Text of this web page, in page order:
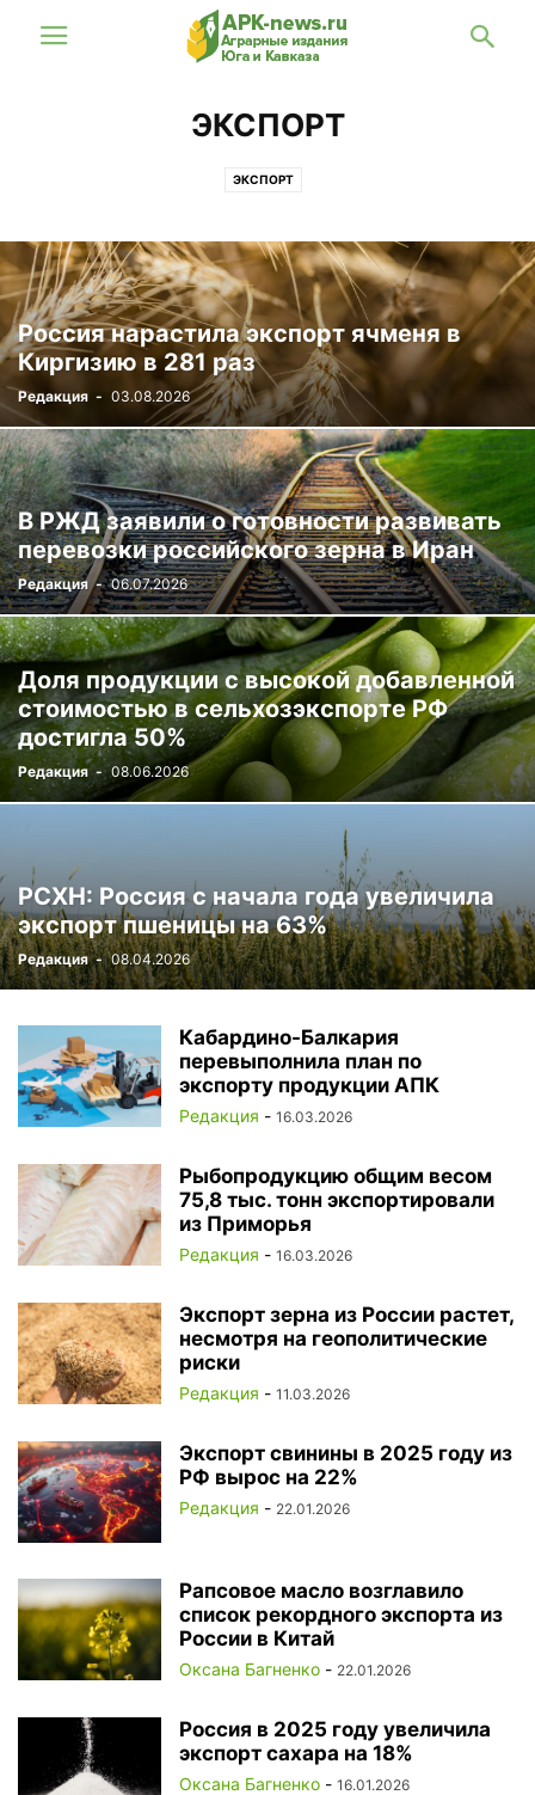
ЭКСПОРТ
ЭКСПОРТ
Россия нарастила экспорт ячменя в
Киргизию в 281 раз
Редакция - 03.08.2026
В РЖД заявили о готовности развивать
перевозки российского зерна в Иран
Редакция - 06.07.2026
Доля продукции с высокой добавленной
стоимостью в сельхозэкспорте РФ
достигла 50%
Редакция - 08.06.2026
РСХН: Россия с начала года увеличила
экспорт пшеницы на 63%
Редакция - 08.04.2026
Кабардино-Балкария
перевыполнила план по
экспорту продукции АПК
Редакция - 16.03.2026
Рыбопродукцию общим весом
75,8 тыс. тонн экспортировали
из Приморья
Редакция - 16.03.2026
Экспорт зерна из России растет,
несмотря на геополитические
риски
Редакция - 11.03.2026
Экспорт свинины в 2025 году из
РФ вырос на 22%
Редакция - 22.01.2026
Рапсовое масло возглавило
список рекордного экспорта из
России в Китай
Оксана Багненко - 22.01.2026
Россия в 2025 году увеличила
экспорт сахара на 18%
Оксана Багненко - 16.01.2026